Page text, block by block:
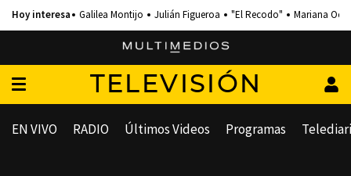
Galilea Montijo Julián Figueroa "El Recodo" Mariana
TELEVISIÓN
EN VIVO RADIO Últimos Videos Programas